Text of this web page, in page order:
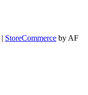
StoreCommerce by AF